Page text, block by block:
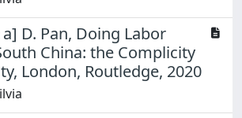
D. Pan, Doing Labor
China: the Complicity
London, Routledge, 2020